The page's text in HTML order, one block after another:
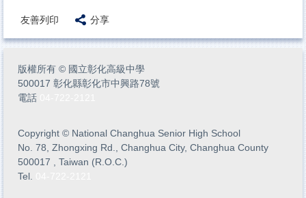
友善列印 分享
版權所有 © 國立彰化高級中學
500017 彰化縣彰化市中興路78號
電話
Copyright © National Changhua Senior High School
No. 78, Zhongxing Rd., Changhua City, Changhua County
500017 , Taiwan (R.O.C.)
Tel.